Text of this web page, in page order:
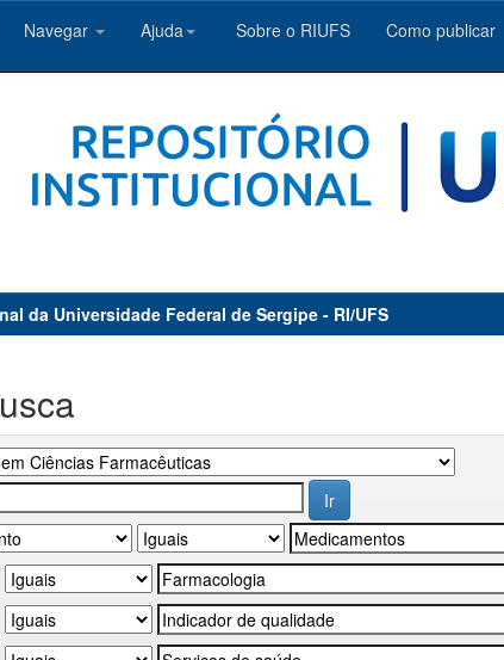
Navegar Ajuda Sobre o RIUFS Como publicar
da Universidade Federal de Sergipe - RI/UFS